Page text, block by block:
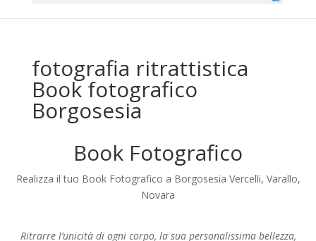
fotografia ritrattistica
Book fotografico
Borgosesia
Book Fotografico
Realizza il tuo Book Fotografico a Borgosesia Vercelli, Varallo,
Novara
Ritrarre l’unicità di ogni corpo, la sua personalissima bellezza,